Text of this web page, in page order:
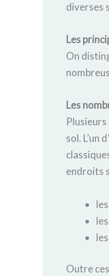
diverses
Les
On
Les
sol. L’un
endroits
Outre